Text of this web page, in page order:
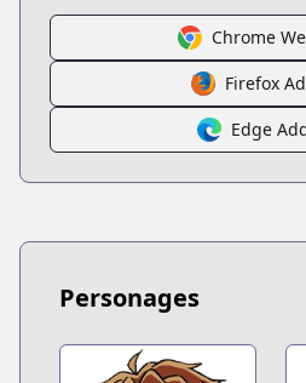
Chrome
Firefox
Edge
Personages